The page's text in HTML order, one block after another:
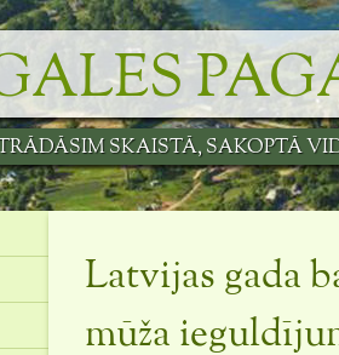
SKAISTĀ, SAKOPTĀ
Latvijas gada
mūža